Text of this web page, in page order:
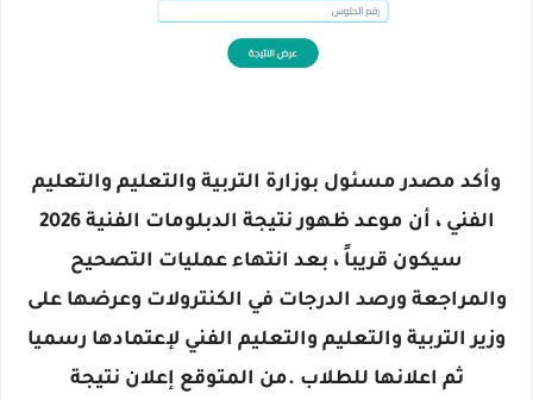
وأكد مصدر مسئول بوزارة التربية والتعليم والتعليم
الفني ، أن موعد ظهور نتيجة الدبلومات الفنية 2026
سيكون قريباً ، بعد انتهاء عمليات التصحيح
والمراجعة ورصد الدرجات في الكنترولات وعرضها على
وزير التربية والتعليم والتعليم الفني لإعتمادها رسميا
ثم اعلانها للطلاب .من المتوقع إعلان نتيجة